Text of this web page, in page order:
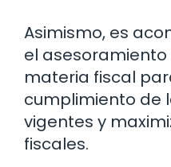
Asimismo, es
el
materia fiscal
cumplimiento de
vigentes y
fiscales.